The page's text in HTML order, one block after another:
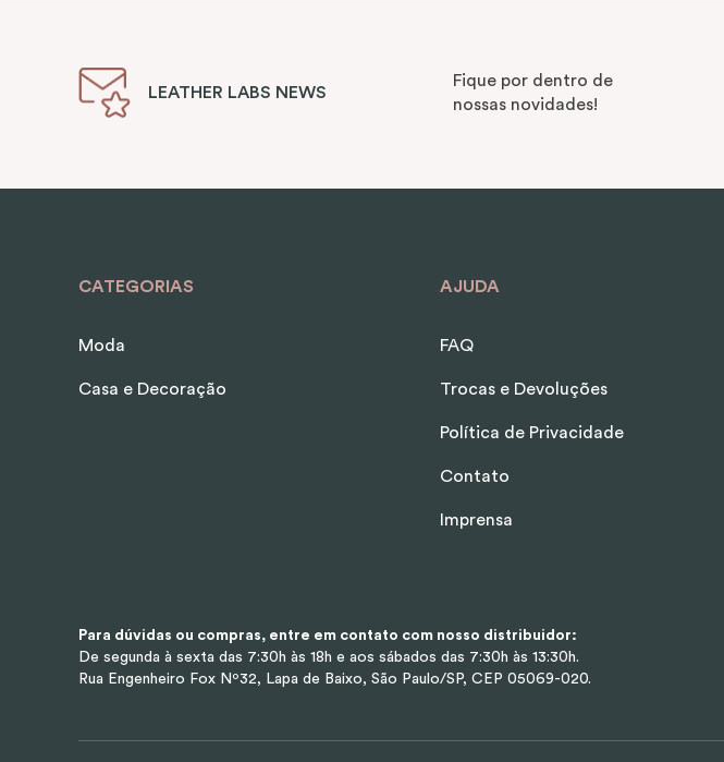
LEATHER LABS NEWS
Fique por dentro de
nossas novidades!
CATEGORIAS
Moda
Casa e Decoração
AJUDA
FAQ
Trocas e Devoluções
Política de Privacidade
Contato
Imprensa
Para dúvidas ou compras, entre em contato com nosso distribuidor:
De segunda à sexta das 7:30h às 18h e aos sábados das 7:30h às 13:30h.
Rua Engenheiro Fox Nº32, Lapa de Baixo, São Paulo/SP, CEP 05069-020.